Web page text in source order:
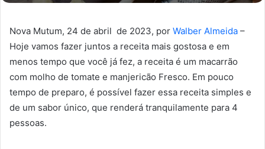
Nova Mutum, 24 de abril de 2023, por Walber Almeida –
Hoje vamos fazer juntos a receita mais gostosa e em
menos tempo que você já fez, a receita é um macarrão
com molho de tomate e manjericão Fresco. Em pouco
tempo de preparo, é possível fazer essa receita simples e
de um sabor único, que renderá tranquilamente para 4
pessoas.